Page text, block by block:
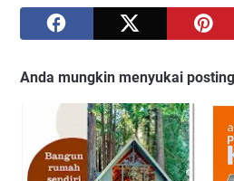
Anda mungkin menyukai